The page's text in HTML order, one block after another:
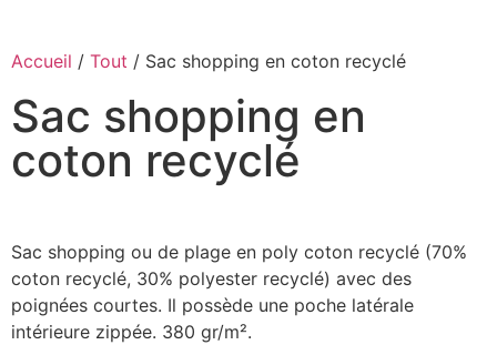
Accueil / Tout / Sac shopping en coton recyclé
Sac shopping en
coton recyclé
Sac shopping ou de plage en poly coton recyclé (70%
coton recyclé, 30% polyester recyclé) avec des
poignées courtes. Il possède une poche latérale
intérieure zippée. 380 gr/m².